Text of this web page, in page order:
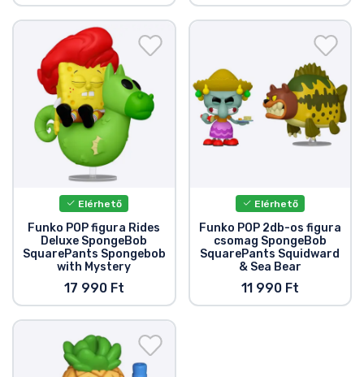
Elérhető
Funko POP figura Rides
Deluxe SpongeBob
SquarePants Spongebob
with Mystery
17 990 Ft
Elérhető
Funko POP 2db-os figura
csomag SpongeBob
SquarePants Squidward
& Sea Bear
11 990 Ft